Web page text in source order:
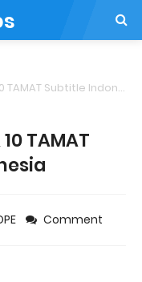
Subtitle Indonesia
TAMAT
Comment